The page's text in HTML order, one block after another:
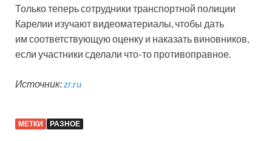
Только теперь сотрудники транспортной полиции
Карелии изучают видеоматериалы, чтобы дать
им соответствующую оценку и наказать виновников,
если участники сделали что-то противоправное.
Источник:zr.ru
МЕТКИ РАЗНОЕ